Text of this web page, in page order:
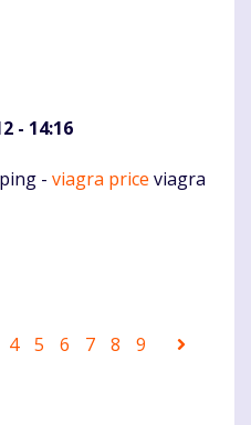
- 14:16
- viagra price viagra
Puslapis
4 Puslapis
5 Puslapis
6 Puslapis
7 Puslapis
8 Puslapis
9